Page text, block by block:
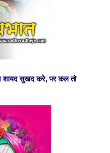
शायद सुखद करे, पर कल तो